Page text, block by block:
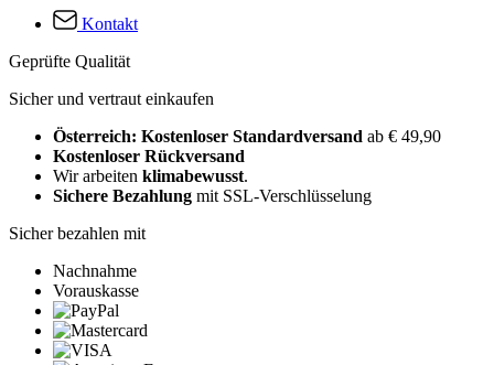
Kontakt
Geprüfte Qualität
Sicher und vertraut einkaufen
Österreich: Kostenloser Standardversand ab € 49,90
Kostenloser Rückversand
Wir arbeiten klimabewusst.
Sichere Bezahlung mit SSL-Verschlüsselung
Sicher bezahlen mit
Nachnahme
Vorauskasse